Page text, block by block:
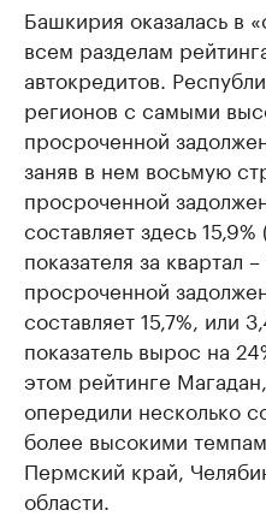
Башкирия оказалась в
всем разделам
автокредитов.
регионов с самыми
просроченной
заняв в нем восьмую
просроченной
составляет здесь
показателя за квартал
просроченной
составляет 15,7%, или
показатель вырос на
этом рейтинге
опередили несколько
более высокими
Пермский край,
области.